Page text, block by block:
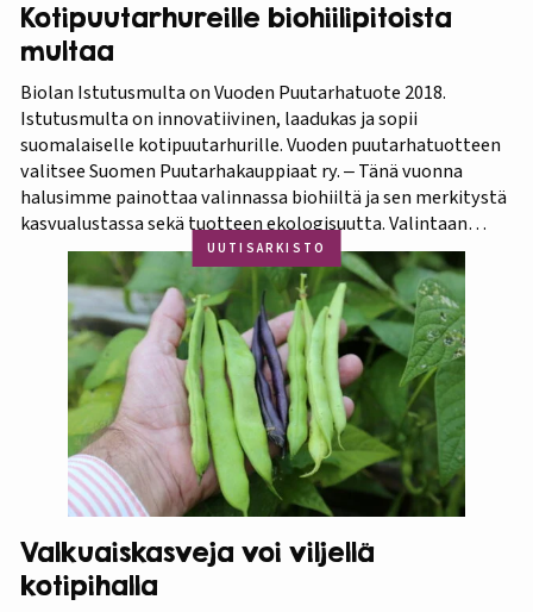
Kotipuutarhureille biohiilipitoista
multaa
Biolan Istutusmulta on Vuoden Puutarhatuote 2018.
Istutusmulta on innovatiivinen, laadukas ja sopii
suomalaiselle kotipuutarhurille. Vuoden puutarhatuotteen
valitsee Suomen Puutarhakauppiaat ry. ‒ Tänä vuonna
halusimme painottaa valinnassa biohiiltä ja sen merkitystä
kasvualustassa sekä tuotteen ekologisuutta. Valintaan
vaikuttivat myös luonnonmukaisuus ja kotimaisuus.
Finaaliin päätyneet tuotteet olivat kaikki biohiilipohjaisia.
Kilpailu oli tasainen, mutta Biolan Istutusmulta antaa
ehdottomasti helpoimmin…
UUTISARKISTO
Valkuaiskasveja voi viljellä
kotipihalla